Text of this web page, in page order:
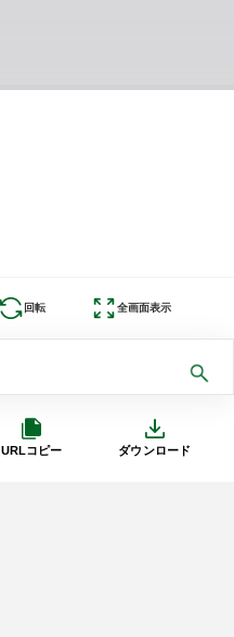
URLコピー ダウンロード
回転 全画面表示